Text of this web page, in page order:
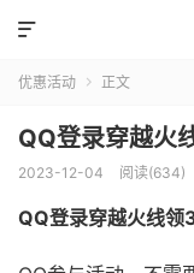

优惠活动  正文
QQ登录穿越火
2023-12-04 阅读(634)
QQ登录穿越火线